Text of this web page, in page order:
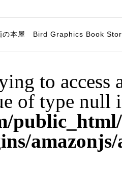
の本屋 Bird Graphics Book
to access
of type null